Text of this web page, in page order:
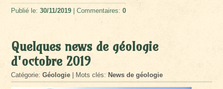
Publié le:30/11/2019 | Commentaires:0
Quelques news de géologie
d'octobre 2019
Catégorie:Géologie | Mots clés: News de géologie